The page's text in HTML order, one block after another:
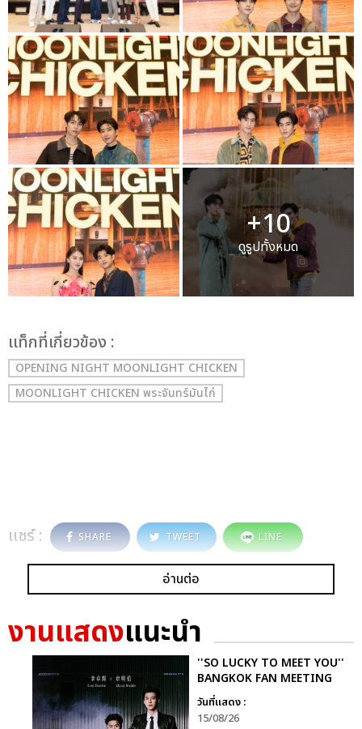
+10
ดูรูปทั้งหมด
เเท็กที่เกี่ยวข้อง :
OPENING NIGHT MOONLIGHT CHICKEN
MOONLIGHT CHICKEN พระจันทร์มันไก่
แชร์ : SHARE TWEET LINE
อ่านต่อ
งานแสดงแนะนำ
''SO LUCKY TO MEET YOU''
BANGKOK FAN MEETING
วันที่แสดง :
15/08/26